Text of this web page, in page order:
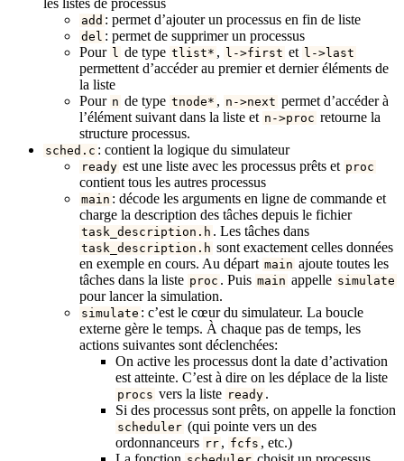
les listes de processus
add : permet d’ajouter un processus en fin de liste
del : permet de supprimer un processus
Pour l de type tlist* , l->first et l->last
permettent d’accéder au premier et dernier éléments de
la liste
Pour n de type tnode* , n->next permet d’accéder à
l’élément suivant dans la liste et n->proc retourne la
structure processus.
sched.c : contient la logique du simulateur
ready est une liste avec les processus prêts et proc
contient tous les autres processus
main : décode les arguments en ligne de commande et
charge la description des tâches depuis le fichier
task_description.h . Les tâches dans
task_description.h sont exactement celles données
en exemple en cours. Au départ main ajoute toutes les
tâches dans la liste proc . Puis main appelle simulate
pour lancer la simulation.
simulate : c’est le cœur du simulateur. La boucle
externe gère le temps. À chaque pas de temps, les
actions suivantes sont déclenchées:
On active les processus dont la date d’activation
est atteinte. C’est à dire on les déplace de la liste
procs vers la liste ready .
Si des processus sont prêts, on appelle la fonction
scheduler (qui pointe vers un des
ordonnanceurs rr , fcfs , etc.)